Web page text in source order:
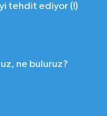
tehdit ediyor (!)
ne buluruz?